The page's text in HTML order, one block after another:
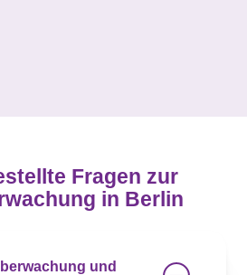
Fragen zur
in Berlin
und